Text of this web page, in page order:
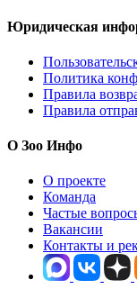
Юридическая
Политика
Правила
Правила
О Зоо Инфо
О проекте
Команда
Частые
Вакансии
Контакты и